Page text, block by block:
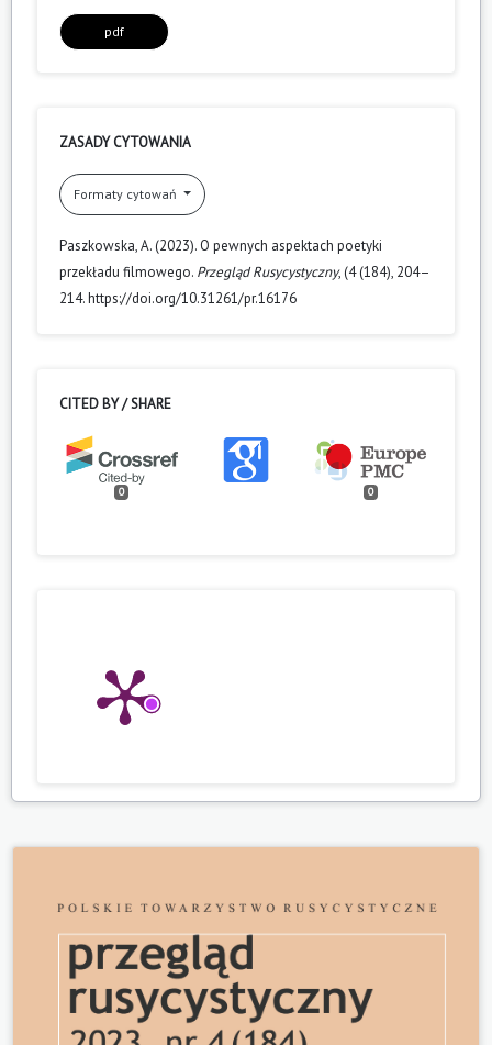
pdf
ZASADY CYTOWANIA
Formaty cytowań
Paszkowska, A. (2023). O pewnych aspektach poetyki
przekładu filmowego. Przegląd Rusycystyczny, (4 (184), 204–
214. https://doi.org/10.31261/pr.16176
CITED BY / SHARE
0 0